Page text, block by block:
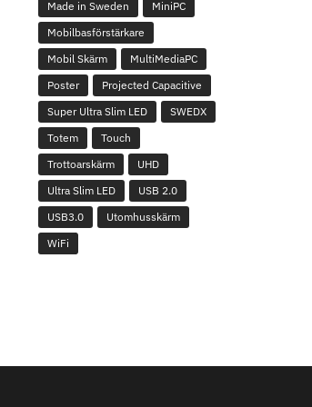
Made in Sweden
MiniPC
Mobilbasförstärkare
Mobil Skärm
MultiMediaPC
Poster
Projected Capacitive
Super Ultra Slim LED
SWEDX
Totem
Touch
Trottoarskärm
UHD
Ultra Slim LED
USB 2.0
USB3.0
Utomhusskärm
WiFi